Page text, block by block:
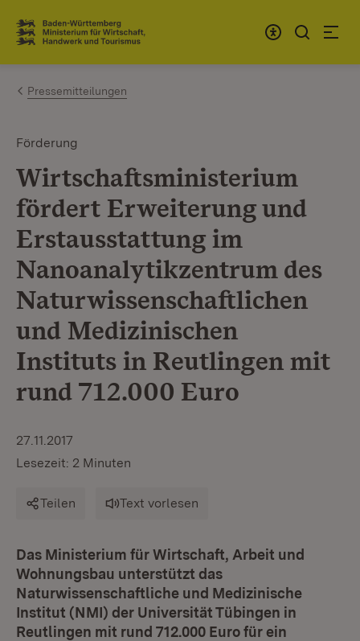
Zum Inhalt springen
Link zur Startseite
Pressemitteilungen
Förderung
Wirtschaftsministerium
fördert Erweiterung und
Erstausstattung im
Nanoanalytikzentrum des
Naturwissenschaftlichen
und Medizinischen
Instituts in Reutlingen mit
rund 712.000 Euro
27.11.2017
Lesezeit: 2 Minuten
Teilen Text vorlesen
Das Ministerium für Wirtschaft, Arbeit und
Wohnungsbau unterstützt das
Naturwissenschaftliche und Medizinische
Institut (NMI) der Universität Tübingen in
Reutlingen mit rund 712.000 Euro für ein